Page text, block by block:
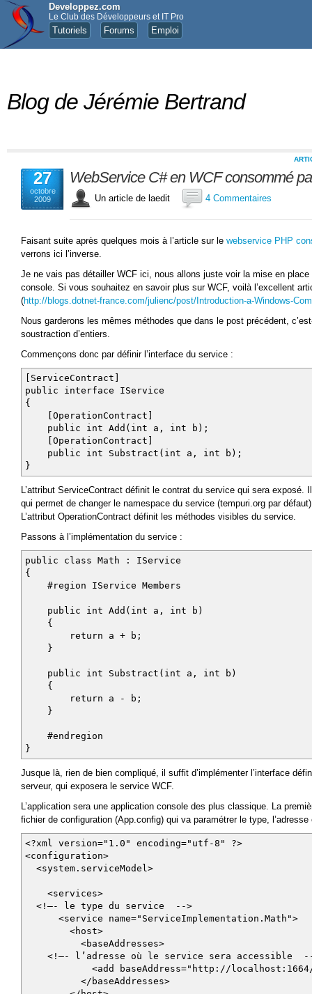
Developpez.com
Le Club des Développeurs et IT Pro
Tutoriels Forums Emploi
Blog de Jérémie Bertrand
27
octobre
2009
WebService C# en WCF consommé
Un article de laedit 4 Commentaires
Faisant suite après quelques mois à l’article sur le webservice PHP
verrons ici l’inverse.
Je ne vais pas détailler WCF ici, nous allons juste voir la mise en place
console. Si vous souhaitez en savoir plus sur WCF, voilà l’excellent
(http://blogs.dotnet-france.com/julienc/post/Introduction-a-Windows-
Nous garderons les mêmes méthodes que dans le post précédent,
soustraction d’entiers.
Commençons donc par définir l’interface du service :
[ServiceContract]
public interface IService
{
[OperationContract]
public int Add(int a, int b);
[OperationContract]
public int Substract(int a, int b);
}
L’attribut ServiceContract définit le contrat du service qui sera exposé.
qui permet de changer le namespace du service (tempuri.org par
L’attribut OperationContract définit les méthodes visibles du service.
Passons à l’implémentation du service :
public class Math : IService
{
#region IService Members
public int Add(int a, int b)
{
return a + b;
}
public int Substract(int a, int b)
{
return a - b;
}
#endregion
}
Jusque là, rien de bien compliqué, il suffit d’implémenter l’interface
serveur, qui exposera le service WCF.
L’application sera une application console des plus classique. La
fichier de configuration (App.config) qui va paramétrer le type,
<?xml version="1.0" encoding="utf-8" ?>
<configuration>
<system.serviceModel>
<services>
<!—- le type du service -->
<service name="ServiceImplementation.Math">
<host>
<baseAddresses>
<!—- l’adresse où le service sera accessible
<add baseAddress="http://localhost:1664/
</baseAddresses>